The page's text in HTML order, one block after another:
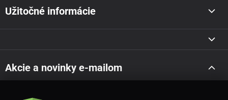
Užitočné informácie
Akcie a novinky e-mailom